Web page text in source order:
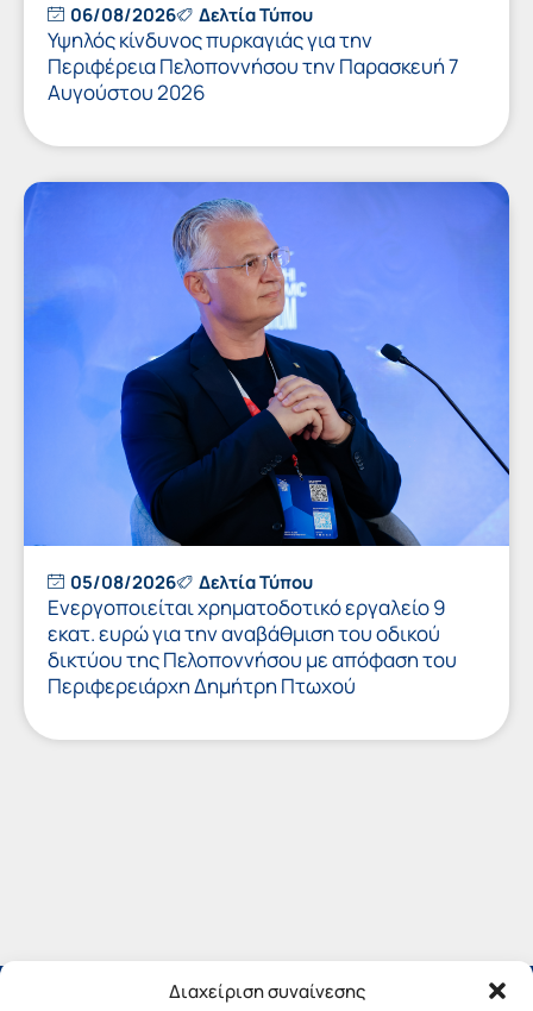
Διαχείριση συναίνεσης
06/08/2026 Δελτία Τύπου
Υψηλός κίνδυνος πυρκαγιάς για την
Περιφέρεια Πελοποννήσου την Παρασκευή 7
Αυγούστου 2026
05/08/2026 Δελτία Τύπου
Ενεργοποιείται χρηματοδοτικό εργαλείο 9
εκατ. ευρώ για την αναβάθμιση του οδικού
δικτύου της Πελοποννήσου με απόφαση του
Περιφερειάρχη Δημήτρη Πτωχού